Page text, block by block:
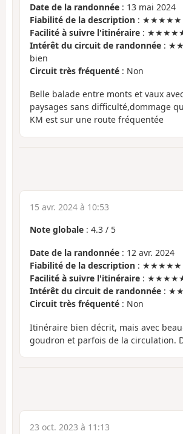
Date de la randonnée : 13 mai 2024
Fiabilité de la description : ★★★★★
Facilité à suivre l'itinéraire : ★★★★★
Intérêt du circuit de randonnée :
bien
Circuit très fréquenté : Non
Belle balade entre monts et vaux
paysages sans difficulté,dommage
KM est sur une route fréquentée
15 avr. 2024 à 10:53
Note globale : 4.3 / 5
Date de la randonnée : 12 avr. 2024
Fiabilité de la description : ★★★★★
Facilité à suivre l'itinéraire : ★★★★★
Intérêt du circuit de randonnée :
Circuit très fréquenté : Non
Itinéraire bien décrit, mais avec
goudron et parfois de la circulation.
23 oct. 2023 à 11:13